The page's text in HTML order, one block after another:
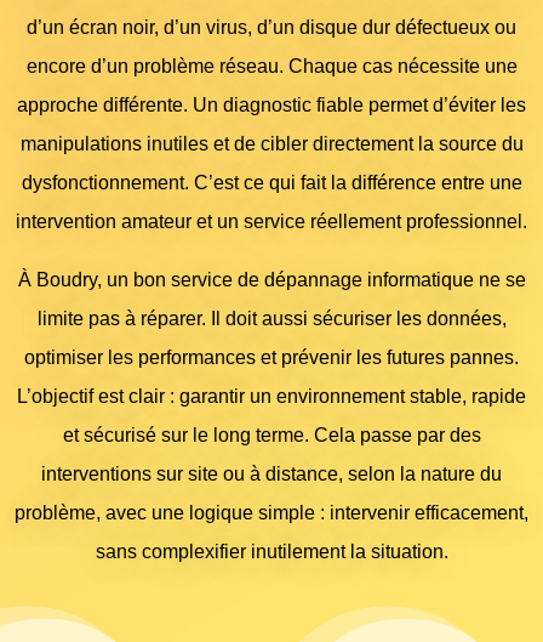
d’un écran noir, d’un virus, d’un disque dur défectueux ou
encore d’un problème réseau. Chaque cas nécessite une
approche différente. Un diagnostic fiable permet d’éviter les
manipulations inutiles et de cibler directement la source du
dysfonctionnement. C’est ce qui fait la différence entre une
intervention amateur et un service réellement professionnel.
À Boudry, un bon service de dépannage informatique ne se
limite pas à réparer. Il doit aussi sécuriser les données,
optimiser les performances et prévenir les futures pannes.
L’objectif est clair : garantir un environnement stable, rapide
et sécurisé sur le long terme. Cela passe par des
interventions sur site ou à distance, selon la nature du
problème, avec une logique simple : intervenir efficacement,
sans complexifier inutilement la situation.